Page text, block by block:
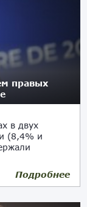
правых
в двух
(8,4% и
Подробнее